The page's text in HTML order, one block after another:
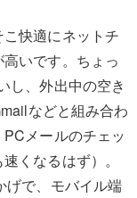
こ快適にネットチ
いです。ちょっ
し、外出中の空き
などと組み合わ
メールのチェッ
くなるはず）。
げで、モバイル端